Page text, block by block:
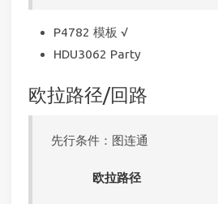
P4782 模板 √
HDU3062 Party
欧拉路径/回路
先行条件：图连通
欧拉路径